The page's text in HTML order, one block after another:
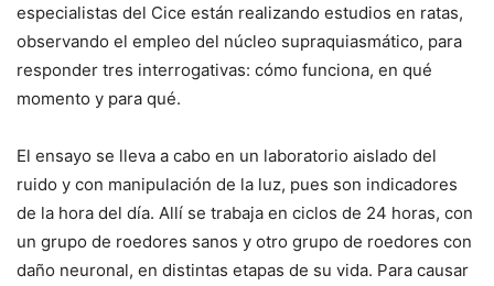
especialistas del Cice están realizando estudios en ratas,
observando el empleo del núcleo supraquiasmático, para
responder tres interrogativas: cómo funciona, en qué
momento y para qué.
El ensayo se lleva a cabo en un laboratorio aislado del
ruido y con manipulación de la luz, pues son indicadores
de la hora del día. Allí se trabaja en ciclos de 24 horas, con
un grupo de roedores sanos y otro grupo de roedores con
daño neuronal, en distintas etapas de su vida. Para causar